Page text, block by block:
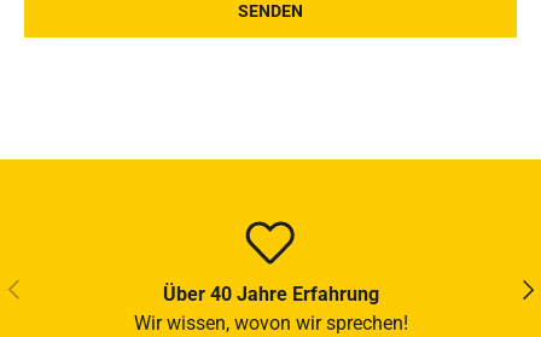
SENDEN
VORHERIGE
Über 40 Jahre Erfahrung
Wir wissen, wovon wir sprechen!